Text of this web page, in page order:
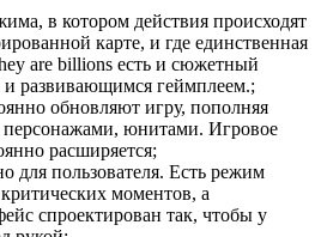
в котором действия происходят
карте, и где единственная
are billions есть и сюжетный
развивающимся геймплеем.;
обновляют игру, пополняя
юнитами. Игровое
расширяется;
для пользователя. Есть режим
моментов, а
спроектирован так, чтобы у